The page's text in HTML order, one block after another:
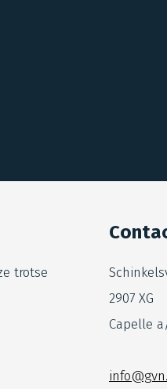
trotse
2907 XG
Capelle